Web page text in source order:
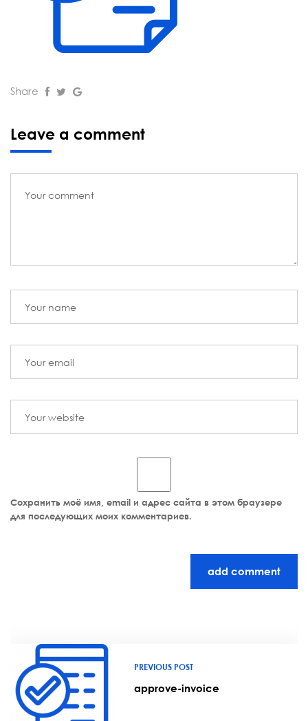
Share
Leave a comment
Сохранить моё имя, email и адрес сайта в этом браузере
для последующих моих комментариев.
add comment
PREVIOUS POST
approve-invoice